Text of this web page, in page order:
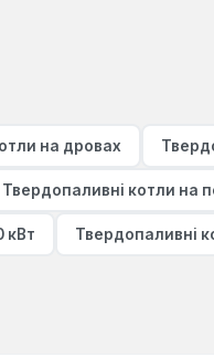
на дровах
Твердопаливні котли на
кВт Твердопаливні